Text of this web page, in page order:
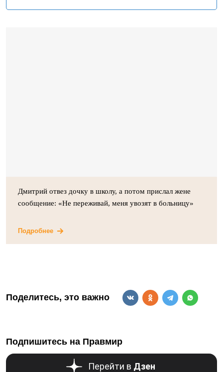
Дмитрий отвез дочку в школу, а потом прислал жене
сообщение: «Не переживай, меня увозят в больницу»
Подробнее
Поделитесь, это важно
Подпишитесь на Правмир
Перейти в Дзен